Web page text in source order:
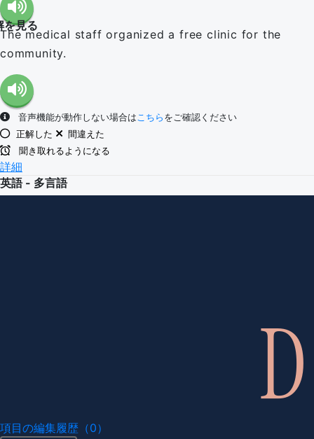
を見る
The medical staff organized a free clinic for the
community.
音声機能が動作しない場合はこちら をご確認ください
正解した
間違えた
聞き取れるようになる
詳細
英語 - 多言語
項目の編集履歴（0）